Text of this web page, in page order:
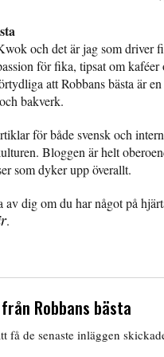
och det är jag som driver
för fika, tipsat om
att Robbans bästa är
bakverk.
för både svensk och
Bloggen är helt
som dyker upp överallt.
av dig om du har något på
.
Robbans bästa
få de senaste inläggen